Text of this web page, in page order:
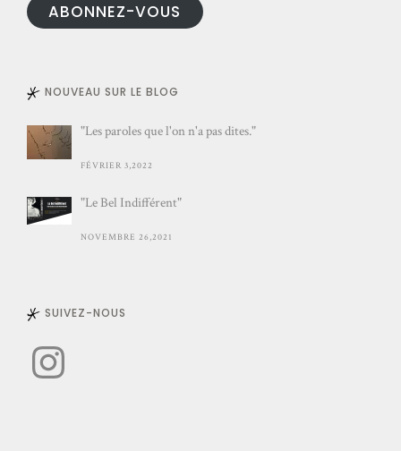
mail ABONNEZ-VOUS
NOUVEAU SUR LE BLOG
"Les paroles que l'on n'a pas dites."
FÉVRIER 3,2022
"Le Bel Indifférent"
NOVEMBRE 26,2021
SUIVEZ-NOUS
Instagram